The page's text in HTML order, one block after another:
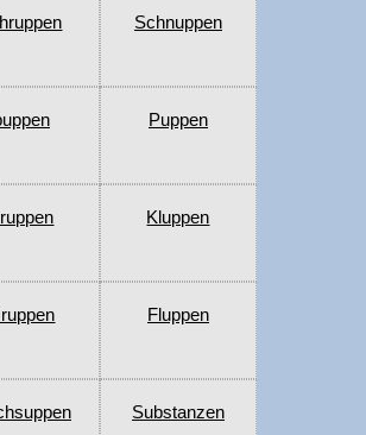
Schnuppen
Puppen
Kluppen
Fluppen
Substanzen